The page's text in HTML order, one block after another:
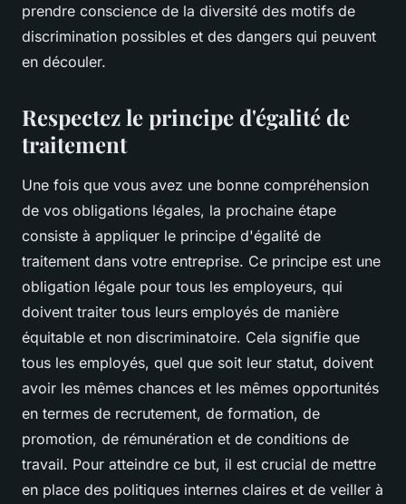
prendre conscience de la diversité des motifs de
discrimination possibles et des dangers qui peuvent
en découler.
Respectez le principe d'égalité de
traitement
Une fois que vous avez une bonne compréhension
de vos obligations légales, la prochaine étape
consiste à appliquer le principe d'égalité de
traitement dans votre entreprise. Ce principe est une
obligation légale pour tous les employeurs, qui
doivent traiter tous leurs employés de manière
équitable et non discriminatoire. Cela signifie que
tous les employés, quel que soit leur statut, doivent
avoir les mêmes chances et les mêmes opportunités
en termes de recrutement, de formation, de
promotion, de rémunération et de conditions de
travail. Pour atteindre ce but, il est crucial de mettre
en place des politiques internes claires et de veiller à